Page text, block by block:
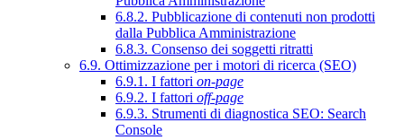
6.8.2. Pubblicazione di contenuti non prodotti
dalla Pubblica Amministrazione
6.8.3. Consenso dei soggetti ritratti
6.9. Ottimizzazione per i motori di ricerca (SEO)
6.9.1. I fattori on-page
6.9.2. I fattori off-page
6.9.3. Strumenti di diagnostica SEO: Search
Console